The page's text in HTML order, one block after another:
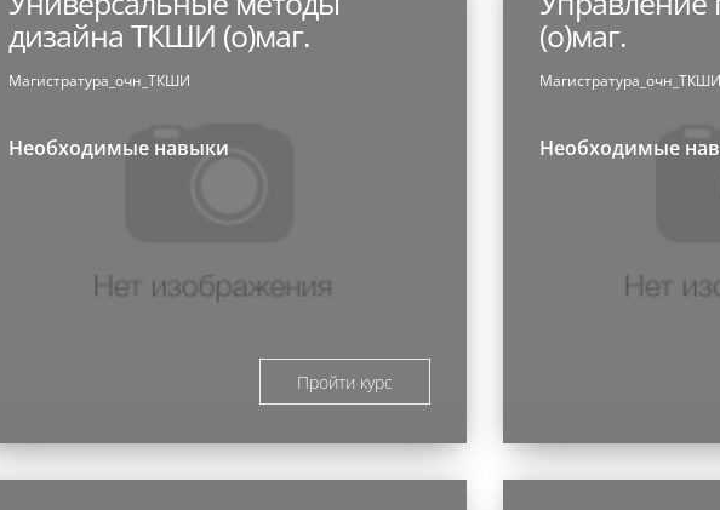
дизайна ТКШИ (о)маг.
Магистратура_очн_ТКШИ
Необходимые навыки
Пройти курс
(о)маг.
Магистратура_очн_ТКШИ
Необходимые